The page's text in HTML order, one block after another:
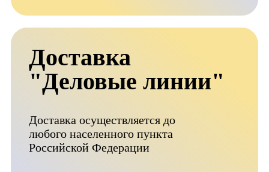
Доставка
"Деловые линии"
Доставка осуществляется до
любого населенного пункта
Российской Федерации